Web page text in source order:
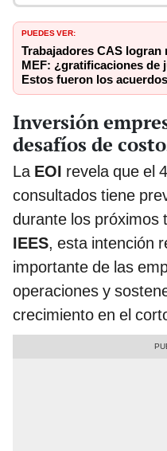
PUEDES VER:
Trabajadores CAS logran
MEF: ¿gratificaciones de
Estos fueron los acuerdos
Inversión
desafíos de
La EOI revela que el
consultados tiene
durante los próximos
IEES, esta intención
importante de las
operaciones y
crecimiento en el